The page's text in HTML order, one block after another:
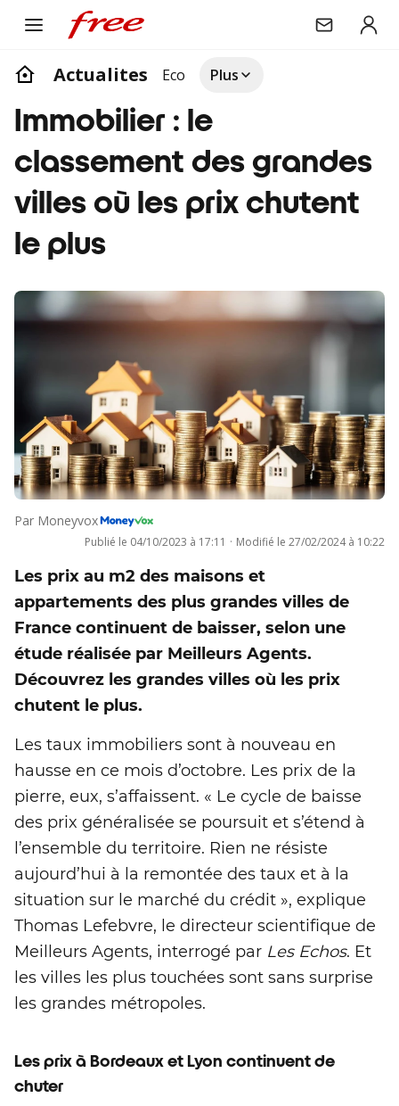
Actualites Eco Plus
Immobilier : le
classement des grandes
villes où les prix chutent
le plus
Par Moneyvox
Publié le 04/10/2023 à 17:11 · Modifié le 27/02/2024 à 10:22
Les prix au m2 des maisons et
appartements des plus grandes villes de
France continuent de baisser, selon une
étude réalisée par Meilleurs Agents.
Découvrez les grandes villes où les prix
chutent le plus.
Les taux immobiliers sont à nouveau en
hausse en ce mois d’octobre. Les prix de la
pierre, eux, s’affaissent. « Le cycle de baisse
des prix généralisée se poursuit et s’étend à
l’ensemble du territoire. Rien ne résiste
aujourd’hui à la remontée des taux et à la
situation sur le marché du crédit », explique
Thomas Lefebvre, le directeur scientifique de
Meilleurs Agents, interrogé par Les Echos. Et
les villes les plus touchées sont sans surprise
les grandes métropoles.
Les prix à Bordeaux et Lyon continuent de
chuter